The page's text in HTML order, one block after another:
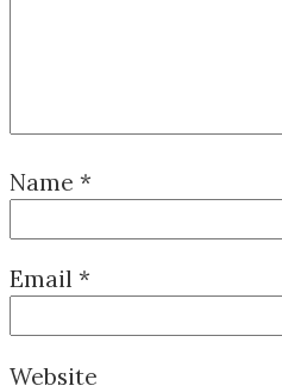
Name *
Email *
Website